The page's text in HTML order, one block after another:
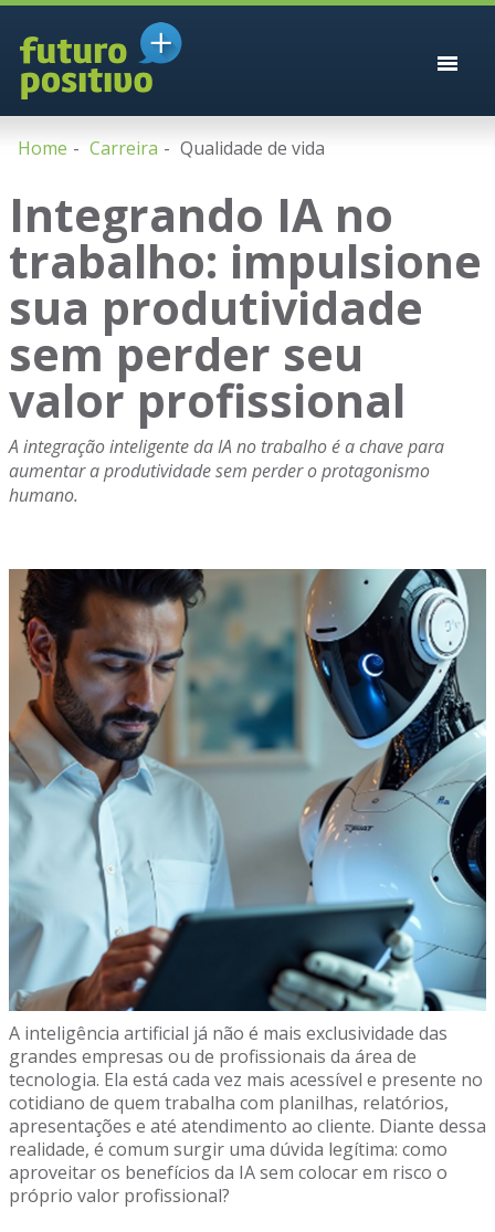
Home Carreira Qualidade de vida
Integrando IA no
trabalho: impulsione
sua produtividade
sem perder seu
valor profissional
A integração inteligente da IA no trabalho é a chave para
aumentar a produtividade sem perder o protagonismo
humano.
A inteligência artificial já não é mais exclusividade das
grandes empresas ou de profissionais da área de
tecnologia. Ela está cada vez mais acessível e presente no
cotidiano de quem trabalha com planilhas, relatórios,
apresentações e até atendimento ao cliente. Diante dessa
realidade, é comum surgir uma dúvida legítima: como
aproveitar os benefícios da IA sem colocar em risco o
próprio valor profissional?